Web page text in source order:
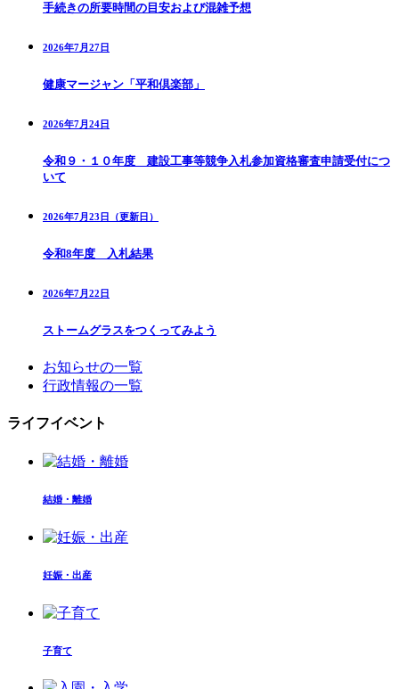
手続きの所要時間の目安および混雑予想
2026年7月27日
健康マージャン「平和倶楽部」
2026年7月24日
令和９・１０年度 建設工事等競争入札参加資格審査申請受付につ
いて
2026年7月23日（更新日）
令和8年度 入札結果
2026年7月22日
ストームグラスをつくってみよう
お知らせの一覧
行政情報の一覧
ライフイベント
結婚・離婚
妊娠・出産
子育て